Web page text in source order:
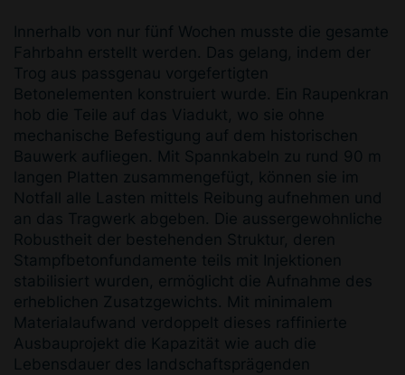
Inner­halb von nur fünf Wochen musste die gesamte
Fahr­bahn erstellt werden. Das gelang, indem der
Trog aus passgenau vorgefertigten
Betonelementen konstru­iert wurde. Ein Raupenkran
hob die Teile auf das Via­dukt, wo sie ohne
mechanische Befestigung auf dem historischen
Bauwerk aufliegen. Mit Spannkabeln zu rund 90 m
langen Platten zusammengefügt, können sie im
Notfall alle Lasten mittels Reibung aufnehmen und
an das Tragwerk abgeben. Die aussergewohnliche
Robustheit der bestehenden Struktur, deren
Stampfbetonfundamente teils mit Injektionen
stabilisiert wurden, ermöglicht die Aufnahme des
erheblichen Zusatzgewichts. Mit minimalem
Materialaufwand ver­doppelt dieses raffinierte
Ausbauprojekt die Kapazität wie auch die
Lebensdauer des landschaftsprägenden